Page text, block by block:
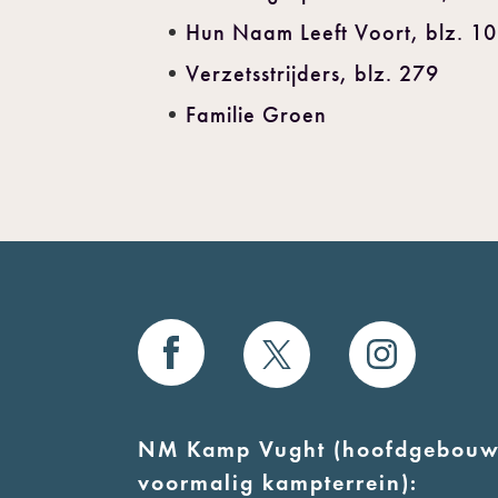
Hun Naam Leeft Voort, blz.
Verzetsstrijders, blz. 279
Familie Groen
NM Kamp Vught
voormalig kampterrein):